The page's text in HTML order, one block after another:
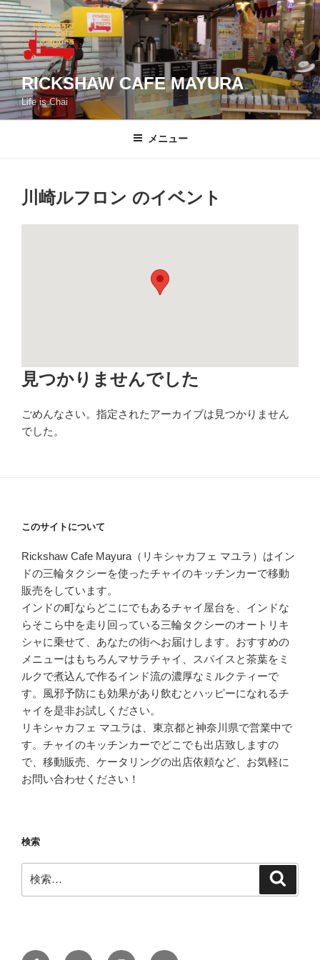
コ
ン
テ
ン
ツ
へ
ス
RICKSHAW CAFE MAYURA
Life is Chai
メニュー
川崎ルフロン のイベント
見つかりませんでした
ごめんなさい。指定されたアーカイブは見つかりません
でした。
このサイトについて
Rickshaw Cafe Mayura（リキシャカフェ マユラ）はイン
ドの三輪タクシーを使ったチャイのキッチンカーで移動
販売をしています。
インドの町ならどこにでもあるチャイ屋台を、インドな
らそこら中を走り回っている三輪タクシーのオートリキ
シャに乗せて、あなたの街へお届けします。おすすめの
メニューはもちろんマサラチャイ、スパイスと茶葉をミ
ルクで煮込んで作るインド流の濃厚なミルクティーで
す。風邪予防にも効果があり飲むとハッピーになれるチ
ャイを是非お試しください。
リキシャカフェ マユラは、東京都と神奈川県で営業中で
す。チャイのキッチンカーでどこでも出店致しますの
で、移動販売、ケータリングの出店依頼など、お気軽に
お問い合わせください！
検索
索: